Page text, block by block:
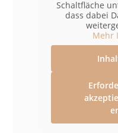
Schaltfläche
dass dabei
Mehr